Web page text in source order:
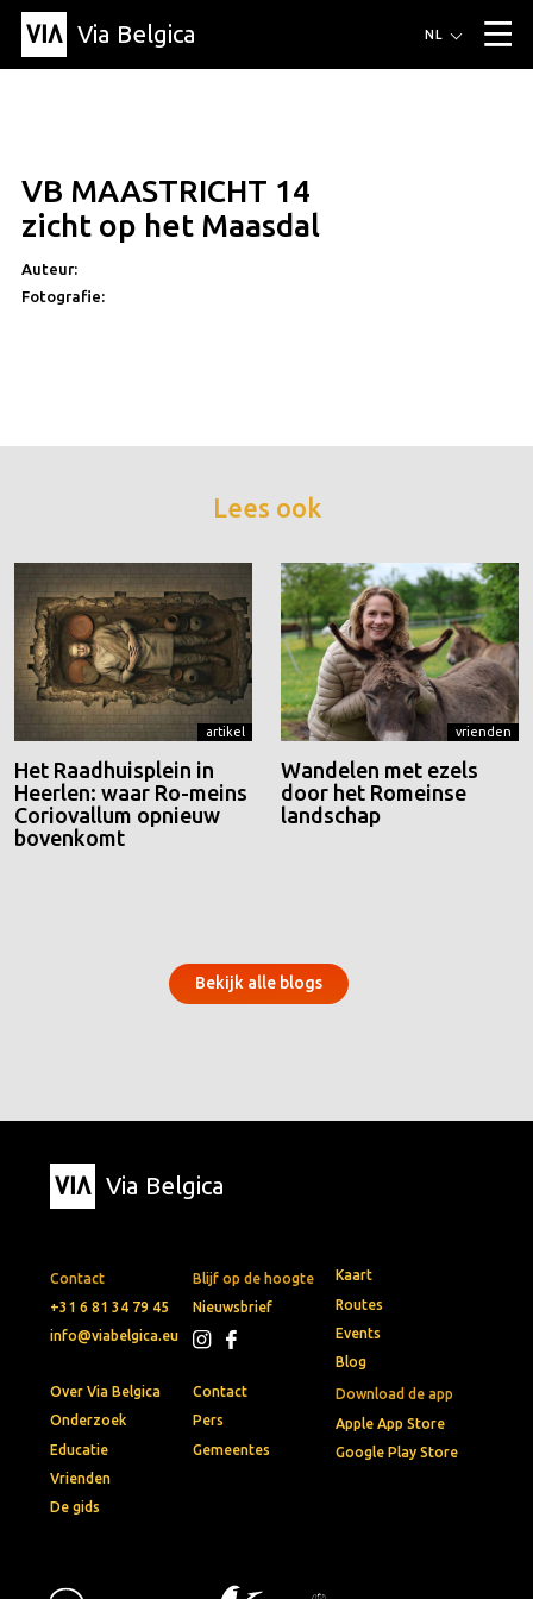
Via Belgica ▼
Artikel
Educatie
Recept
Vrienden
Over Via Belgica
NL
VB MAASTRICHT 14
zicht op het Maasdal
Auteur:
Fotografie:
Lees ook
artikel
Het Raadhuisplein in
Heerlen: waar Ro-meins
Coriovallum opnieuw
bovenkomt
vrienden
Wandelen met ezels
door het Romeinse
landschap
Bekijk alle blogs
Via Belgica
Contact
+31 6 81 34 79 45
info@viabelgica.eu
Blijf op de hoogte
Nieuwsbrief
Download de app
Apple App Store
Google Play Store
Kaart
Routes
Events
Blog
Over Via Belgica
Onderzoek
Educatie
Vrienden
De gids
Contact
Pers
Gemeentes